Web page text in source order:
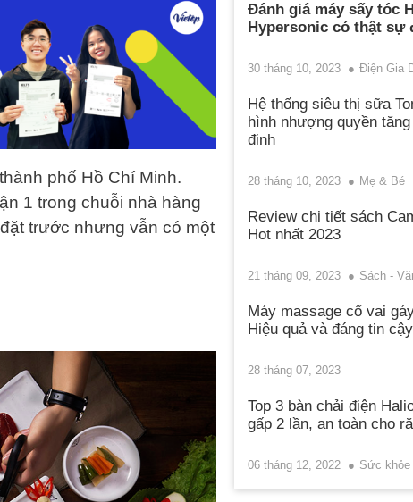
phố Hồ Chí Minh.
1 trong chuỗi nhà hàng
trước nhưng vẫn có một
Đánh giá máy sấy tóc
Hypersonic có thật sự
30 tháng 10, 2023 Điện Gia
Hệ thống siêu thị sữa
hình nhượng quyền
định
28 tháng 10, 2023 Mẹ & Bé
Review chi tiết sách
Hot nhất 2023
21 tháng 09, 2023 Sách -
Máy massage cổ vai
Hiệu quả và đáng tin cậy
28 tháng 07, 2023
Top 3 bàn chải điện
gấp 2 lần, an toàn cho
06 tháng 12, 2022 Sức khỏe